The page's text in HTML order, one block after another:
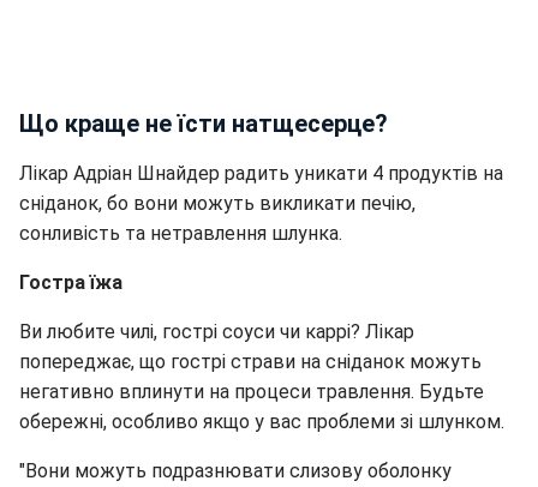
Що краще не їсти натщесерце?
Лікар Адріан Шнайдер радить уникати 4 продуктів на
сніданок, бо вони можуть викликати печію,
сонливість та нетравлення шлунка.
Гостра їжа
Ви любите чилі, гострі соуси чи каррі? Лікар
попереджає, що гострі страви на сніданок можуть
негативно вплинути на процеси травлення. Будьте
обережні, особливо якщо у вас проблеми зі шлунком.
"Вони можуть подразнювати слизову оболонку